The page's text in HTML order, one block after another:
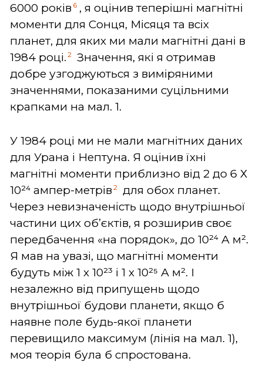
6000 років 6 , я оцінив теперішні магнітні
моменти для Сонця, Місяця та всіх
планет, для яких ми мали магнітні дані в
1984 році. 2
Значення, які я отримав
добре узгоджуються з виміряними
значеннями, показаними суцільними
крапками на мал. 1.
У 1984 році ми не мали магнітних даних
для Урана і Нептуна. Я оцінив їхні
магнітні моменти приблизно від 2 до 6 Х
10²⁴ ампер-метрів 2
для обох планет.
Через невизначеність щодо внутрішньої
частини цих об’єктів, я розширив своє
передбачення «на порядок», до 10²⁴ А м².
Я мав на увазі, що магнітні моменти
будуть між 1 х 10²³ і 1 х 10²⁵ А м². І
незалежно від припущень щодо
внутрішньої будови планети, якщо б
наявне поле будь-якої планети
перевищило максимум (лінія на мал. 1),
моя теорія була б спростована.